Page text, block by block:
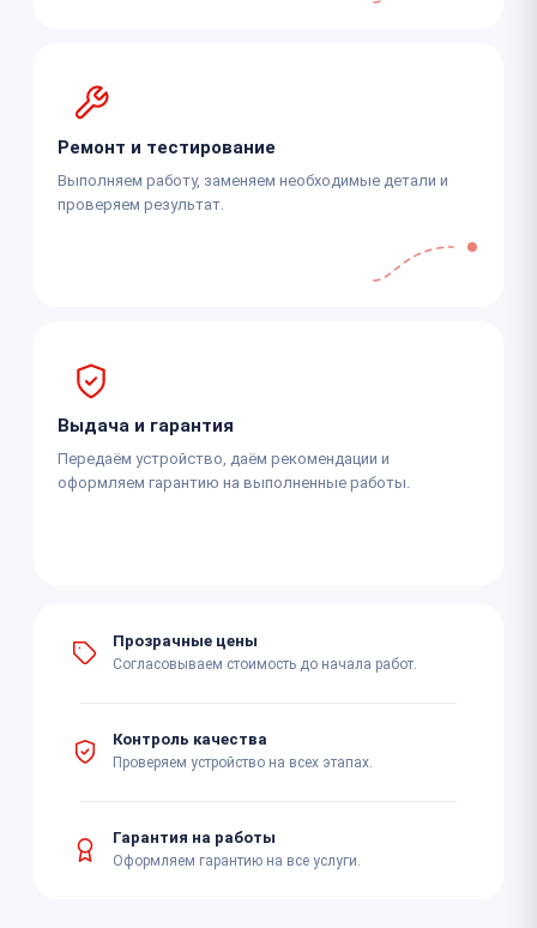
Ремонт и тестирование
Выполняем работу, заменяем необходимые детали и
проверяем результат.
Выдача и гарантия
Передаём устройство, даём рекомендации и
оформляем гарантию на выполненные работы.
Прозрачные цены
Согласовываем стоимость до начала работ.
Контроль качества
Проверяем устройство на всех этапах.
Гарантия на работы
Оформляем гарантию на все услуги.